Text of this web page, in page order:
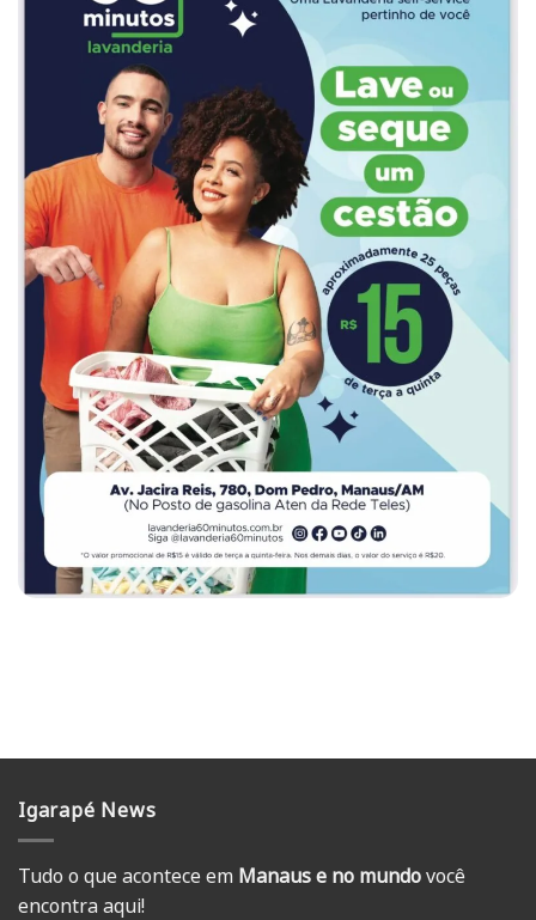
Igarapé News
Tudo o que acontece em Manaus e no mundovocê
encontra aqui!